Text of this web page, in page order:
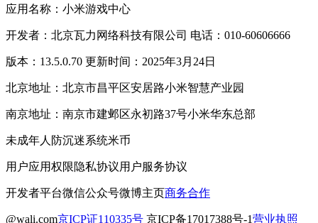
应用名称：小米游戏中心
开发者：北京瓦力网络科技有限公司 电话：010-60606666
版本：13.5.0.70 更新时间：2025年3月24日
北京地址：北京市昌平区安居路小米智慧产业园
南京地址：南京市建邺区永初路37号小米华东总部
未成年人防沉迷系统米币
用户应用权限隐私协议用户服务协议
开发者平台微信公众号微博主页商务合作
@wali.com京ICP证110335号 京ICP备17017388号-1营业执照